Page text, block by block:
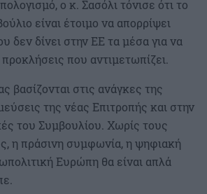
ο κ. Σασόλι τόνισε ότι το
είναι έτοιμο να απορρίψει
δεν δίνει στην ΕΕ τα μέσα για να
προκλήσεις που αντιμετωπίζει.
βασίζονται στις ανάγκες της
της νέας Επιτροπής και στην
του Συμβουλίου. Χωρίς τους
η πράσινη συμφωνία, η ψηφιακή
Ευρώπη θα είναι απλά